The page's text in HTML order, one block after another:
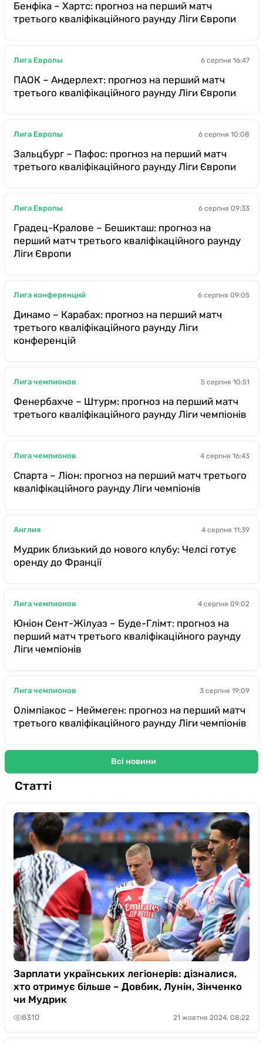
Бенфіка – Хартс: прогноз на перший матч
третього кваліфікаційного раунду Ліги Європи
Лига Европы 6 серпня 16:47
ПАОК – Андерлехт: прогноз на перший матч
третього кваліфікаційного раунду Ліги Європи
Лига Европы 6 серпня 10:08
Зальцбург – Пафос: прогноз на перший матч
третього кваліфікаційного раунду Ліги Європи
Лига Европы 6 серпня 09:33
Градец-Кралове – Бешикташ: прогноз на
перший матч третього кваліфікаційного раунду
Ліги Європи
Лига конференций 6 серпня 09:05
Динамо – Карабах: прогноз на перший матч
третього кваліфікаційного раунду Ліги
конференцій
Лига чемпионов 5 серпня 10:51
Фенербахче – Штурм: прогноз на перший матч
третього кваліфікаційного раунду Ліги чемпіонів
Лига чемпионов 4 серпня 16:43
Спарта – Ліон: прогноз на перший матч третього
кваліфікаційного раунду Ліги чемпіонів
Англия 4 серпня 11:39
Мудрик близький до нового клубу: Челсі готує
оренду до Франції
Лига чемпионов 4 серпня 09:02
Юніон Сент-Жілуаз – Буде-Глімт: прогноз на
перший матч третього кваліфікаційного раунду
Ліги чемпіонів
Лига чемпионов 3 серпня 19:09
Олімпіакос – Неймеген: прогноз на перший матч
третього кваліфікаційного раунду Ліги чемпіонів
Всі новини
Статті
Зарплати українських легіонерів: дізналися,
хто отримує більше – Довбик, Лунін, Зінченко
чи Мудрик
8310 21 жовтня 2024, 08:22